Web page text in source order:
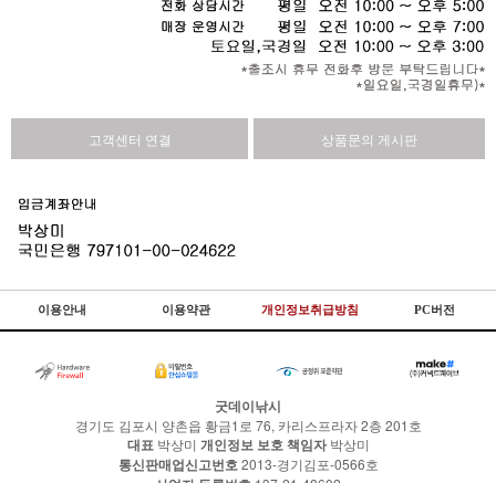
고객센터 연결 상품문의 게시판
이용안내 이용약관 개인정보취급방침 PC버전
굿데이낚시
경기도 김포시 양촌읍 황금1로 76, 카리스프라자 2층 201호
대표 박상미 개인정보 보호 책임자박상미
통신판매업신고번호 2013-경기김포-0566호